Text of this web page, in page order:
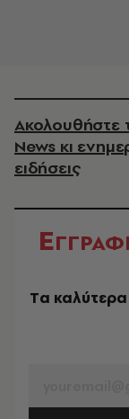
Ακολουθήστε
News κι
ειδήσεις
Ε
Tα